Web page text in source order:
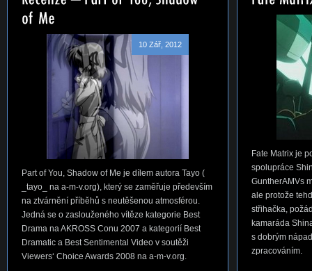
10 Zář, 2012
Part of You, Shadow of Me je dílem autora Tayo (
_tayo_ na a-m-v.org), který se zaměřuje především
na ztvárnění příběhů s neutěšenou atmosférou.
Jedná se o zaslouženého vítěze kategorie Best
Drama na AKROSS Conu 2007 a kategorií Best
Dramatic a Best Sentimental Video v soutěži
Viewers‘ Choice Awards 2008 na a-m-v.org.
Fate Matrix je
spolupráce
GuntherAMVs
ale protože
střihačka,
kamaráda
s dobrým
zpracováním.